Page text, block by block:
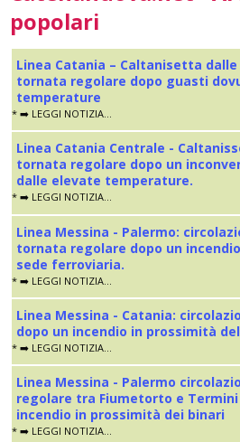
popolari
Linea Catania – Caltanisetta
tornata regolare dopo guasti
temperature
* ➡️ LEGGI NOTIZIA...
Linea Catania Centrale -
tornata regolare dopo un
dalle elevate temperature.
* ➡️ LEGGI NOTIZIA...
Linea Messina - Palermo:
tornata regolare dopo un
sede ferroviaria.
* ➡️ LEGGI NOTIZIA...
Linea Messina - Catania:
dopo un incendio in prossimità
* ➡️ LEGGI NOTIZIA...
Linea Messina - Palermo
regolare tra Fiumetorto e Termini
incendio in prossimità dei binari
* ➡️ LEGGI NOTIZIA...